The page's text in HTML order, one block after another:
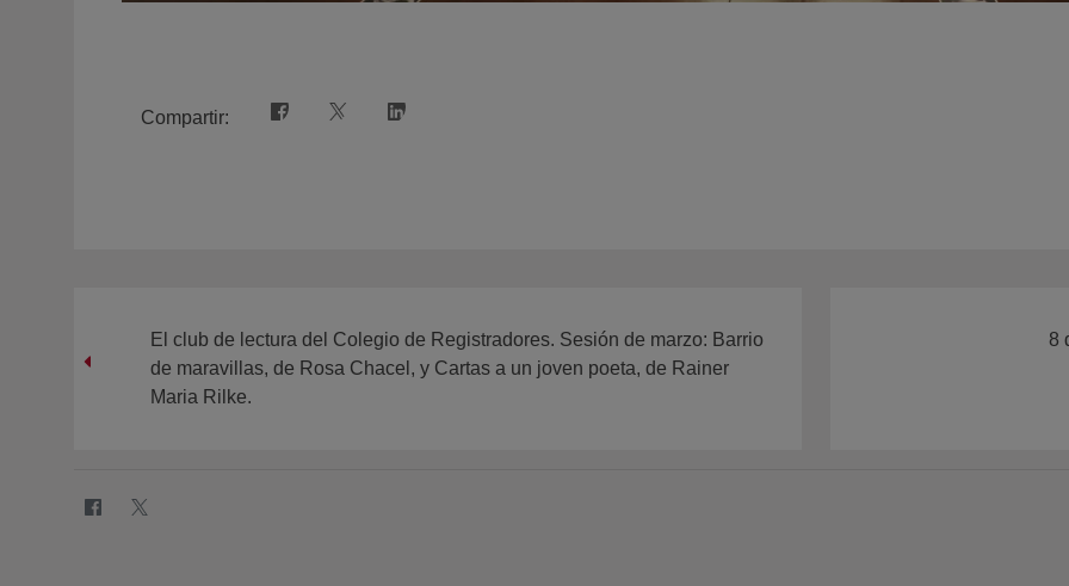
Compartir:
El club de lectura del Colegio de Registradores. Sesión de marzo: Barrio
de maravillas, de Rosa Chacel, y Cartas a un joven poeta, de Rainer
Maria Rilke.
8